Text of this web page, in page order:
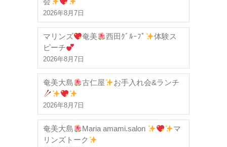
2026年8月7日
マリンズ 奄美 西田ｸﾞﾙｰﾌﾟ
体験ス
ピーチ
2026年8月7日
奄美大島 古仁屋 お手入れ会&ランチ
2026年8月7日
奄美大島 Maria amami.salon
マ
リンズトーク